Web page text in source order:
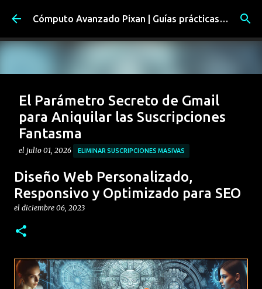
Ir al contenido principal Cómputo Avanzado Pixan | Guías prácticas y soluciones tecnológicas reales
El Parámetro Secreto de Gmail
para Aniquilar las Suscripciones
Fantasma
el julio 01, 2026 ELIMINAR SUSCRIPCIONES MASIVAS
LIMPIAR BANDEJA DE ENTRADA GMAIL
OPTIMIZACIÓN DE CORREO ELECTRÓNICO
Diseño Web Personalizado,
Responsivo y Optimizado para SEO
el diciembre 06, 2023